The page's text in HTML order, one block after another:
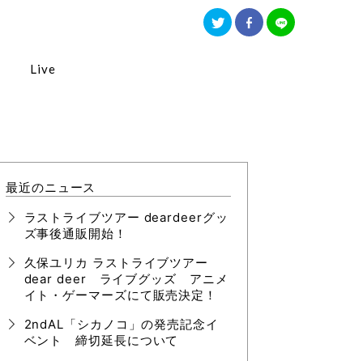
Live
最近のニュース
ラストライブツアー deardeerグッ
ズ事後通販開始！
久保ユリカ ラストライブツアー
dear deer ライブグッズ アニメ
イト・ゲーマーズにて販売決定！
2ndAL「シカノコ」の発売記念イ
ベント 締切延長について